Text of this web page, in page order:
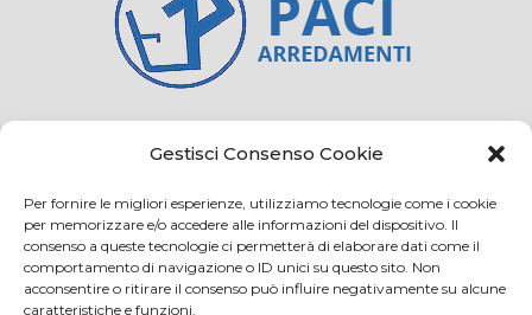
Gestisci Consenso Cookie
Per fornire le migliori esperienze, utilizziamo tecnologie come i cookie
per memorizzare e/o accedere alle informazioni del dispositivo. Il
consenso a queste tecnologie ci permetterà di elaborare dati come il
comportamento di navigazione o ID unici su questo sito. Non
acconsentire o ritirare il consenso può influire negativamente su alcune
caratteristiche e funzioni.
Credits Privacy and cookie
Via Virginio 358/360
Loc. Anselmo 50025 Montespertoli (FI)